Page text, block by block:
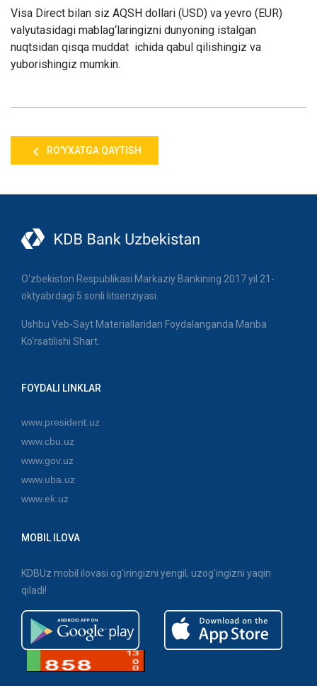
Visa Direct bilan siz AQSH dollari (USD) va yevro ( EUR)
valyutasidagi mablag‘ laringizni dunyoning istalgan
nuqtsidan qisqa muddat ichida qabul qilishingiz va
yuborishingiz mumkin.
RO'YXATGA QAYTISH
O'zbekiston Respublikasi Markaziy Bankining 2017 yil 21-
oktyabrdagi 5 sonli litsenziyasi.
Ushbu Veb-Sayt Materiallaridan Foydalanganda Manba
Ko'rsatilishi Shart.
FOYDALI LINKLAR
www.president.uz
www.cbu.uz
www.gov.uz
www.uba.uz
www.ek.uz
MOBIL ILOVA
KDBUz mobil ilovasi og'iringizni yengil, uzog'ingizni yaqin
qiladi!